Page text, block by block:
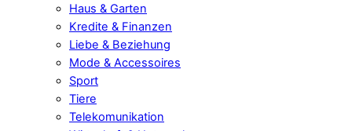
Haus & Garten
Kredite & Finanzen
Liebe & Beziehung
Mode & Accessoires
Sport
Tiere
Telekomunikation